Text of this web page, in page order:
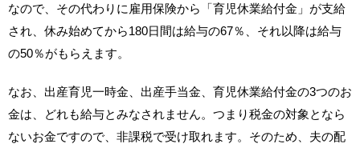
なので、その代わりに雇用保険から「育児休業給付金」が支給
され、休み始めてから180日間は給与の67％、それ以降は給与
の50％がもらえます。
なお、出産育児一時金、出産手当金、育児休業給付金の3つのお
金は、どれも給与とみなされません。つまり税金の対象となら
ないお金ですので、非課税で受け取れます。そのため、夫の配